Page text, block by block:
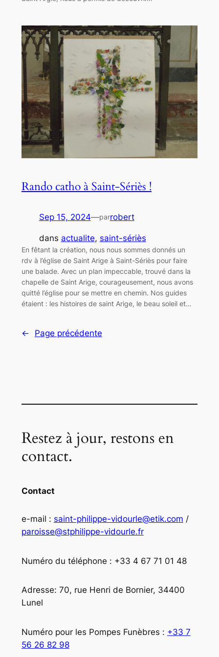
Rando catho à Saint-Sériès !
Sep 15, 2024—parrobert
dans actualite, saint-sériès
En fêtant la création, nous nous sommes donnés un
rdv à l’église de Saint Arige à Saint-Sériès pour faire
une balade. Avec un plan impeccable, trouvé dans la
chapelle de Saint Arige, courageusement, nous avons
quitté l’église pour se mettre en chemin. Nos guides
étaient : les histoires de saint Arige, le beau soleil et…
← Page précédente
Restez à jour, restons en
contact.
Contact
e-mail : saint-philippe-vidourle@etik.com /
paroisse@stphilippe-vidourle.fr
Numéro du téléphone : +33 4 67 71 01 48
Adresse: 70, rue Henri de Bornier, 34400
Lunel
Numéro pour les Pompes Funèbres : +33 7
56 26 82 98